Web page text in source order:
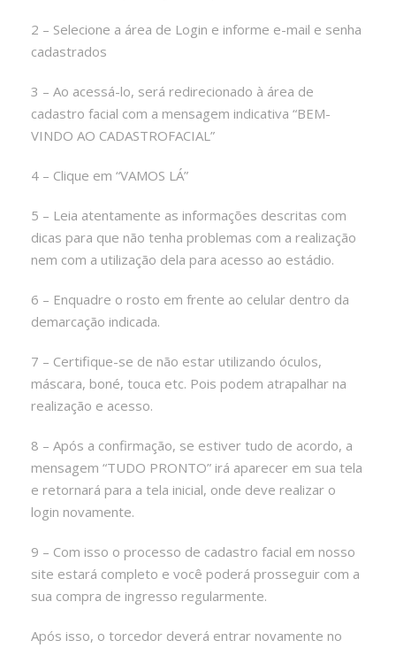
2 – Selecione a área de Login e informe e-mail e senha
cadastrados
3 – Ao acessá-lo, será redirecionado à área de
cadastro facial com a mensagem indicativa “BEM-
VINDO AO CADASTROFACIAL”
4 – Clique em “VAMOS LÁ”
5 – Leia atentamente as informações descritas com
dicas para que não tenha problemas com a realização
nem com a utilização dela para acesso ao estádio.
6 – Enquadre o rosto em frente ao celular dentro da
demarcação indicada.
7 – Certifique-se de não estar utilizando óculos,
máscara, boné, touca etc. Pois podem atrapalhar na
realização e acesso.
8 – Após a confirmação, se estiver tudo de acordo, a
mensagem “TUDO PRONTO” irá aparecer em sua tela
e retornará para a tela inicial, onde deve realizar o
login novamente.
9 – Com isso o processo de cadastro facial em nosso
site estará completo e você poderá prosseguir com a
sua compra de ingresso regularmente.
Após isso, o torcedor deverá entrar novamente no